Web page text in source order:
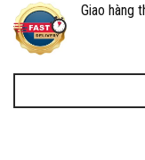
Giao hàng